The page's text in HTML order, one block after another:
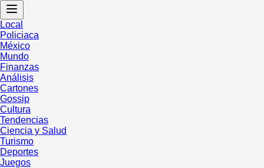
Local
Policiaca
México
Mundo
Finanzas
Análisis
Cartones
Gossip
Cultura
Tendencias
Ciencia y Salud
Turismo
Deportes
Juegos